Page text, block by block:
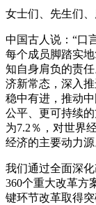
女士们、先生们、
中国古人说：“口
每个成员脚踏实
知自身肩负的责
济新常态，深入
稳中有进，推动
公平、更可持续
为7.2％，对世界
经济的主要动力源
我们通过全面深
360个重大改革方
键环节改革取得